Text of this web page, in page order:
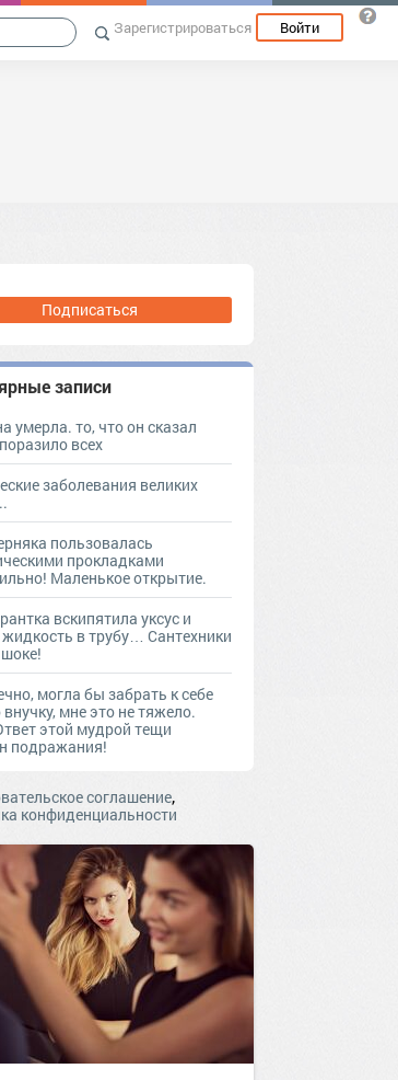
Зарегистрироваться Войти
Подписаться
записи
умерла. то, что он сказал
всех
заболевания великих
пользовалась
прокладками
Маленькое открытие.
вскипятила уксус и
в трубу… Сантехники
могла бы забрать к себе
внучку, мне это не тяжело.
этой мудрой тещи
подражания!
соглашение,
конфиденциальности